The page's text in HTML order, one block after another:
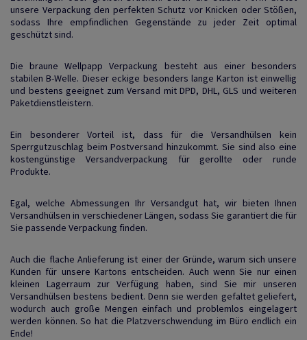
unsere Verpackung den perfekten Schutz vor Knicken oder Stößen,
sodass Ihre empfindlichen Gegenstände zu jeder Zeit optimal
geschützt sind.
Die braune Wellpapp Verpackung besteht aus einer besonders
stabilen B-Welle. Dieser eckige besonders lange Karton ist einwellig
und bestens geeignet zum Versand mit DPD, DHL, GLS und weiteren
Paketdienstleistern.
Ein besonderer Vorteil ist, dass für die Versandhülsen kein
Sperrgutzuschlag beim Postversand hinzukommt. Sie sind also eine
kostengünstige Versandverpackung für gerollte oder runde
Produkte.
Egal, welche Abmessungen Ihr Versandgut hat, wir bieten Ihnen
Versandhülsen in verschiedener Längen, sodass Sie garantiert die für
Sie passende Verpackung finden.
Auch die flache Anlieferung ist einer der Gründe, warum sich unsere
Kunden für unsere Kartons entscheiden. Auch wenn Sie nur einen
kleinen Lagerraum zur Verfügung haben, sind Sie mir unseren
Versandhülsen bestens bedient. Denn sie werden gefaltet geliefert,
wodurch auch große Mengen einfach und problemlos eingelagert
werden können. So hat die Platzverschwendung im Büro endlich ein
Ende!